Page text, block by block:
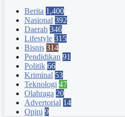
Berita 1,400
Nasional 392
Daerah 346
Lifestyle 315
Bisnis 314
Pendidikan 91
Politik 66
Kriminal 53
Teknologi 47
Olahraga 20
Advertorial 14
Opini 9